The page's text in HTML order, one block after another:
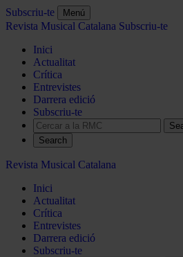
Subscriu-te Menú
Revista Musical Catalana Subscriu-te
Inici
Actualitat
Crítica
Entrevistes
Darrera edició
Subscriu-te
Search
Revista Musical Catalana
Inici
Actualitat
Crítica
Entrevistes
Darrera edició
Subscriu-te